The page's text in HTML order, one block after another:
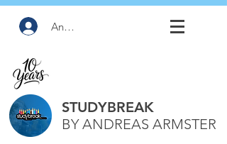
Anmelden
STUDYBREAK
BY ANDREAS ARMSTER